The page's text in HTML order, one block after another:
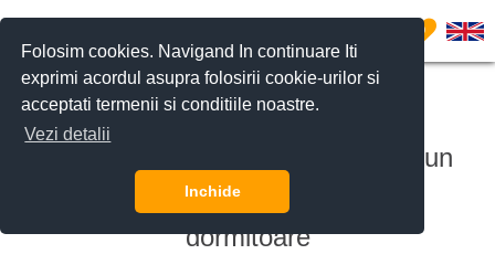
Folosim cookies. Navigand In continuare Iti
exprimi acordul asupra folosirii cookie-urilor si
acceptati termenii si conditiile noastre.
Vezi detalii
Inchide
0
De cumpărat
Om de afaceri sud-african cauta un
apartament cu unul sau două
dormitoare